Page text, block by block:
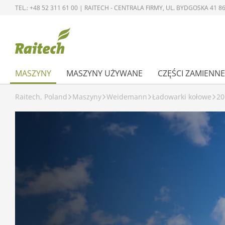
TEL.: +48 52 311 61 00 | RAITECH - CENTRALA FIRMY, UL. BYDGOSKA 41
MASZYNY MASZYNY UŻYWANE CZĘŚCI ZAMIENNE
Raitech, Poland Maszyny Weidemann Ładowarki kołowe